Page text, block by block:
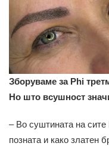
Зборуваме за Phi
Но што всушност
– Во суштината на сите
позната и како златен